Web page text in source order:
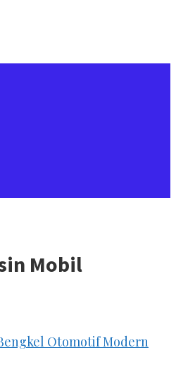
Mobil
Otomotif Modern